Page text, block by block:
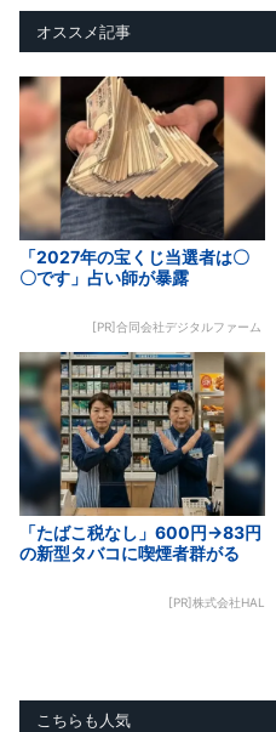
オススメ記事
「2027年の宝くじ当選者は〇
〇です」占い師が暴露
[PR]合同会社デジタルファーム
「たばこ税なし」600円→83円
の新型タバコに喫煙者群がる
[PR]株式会社HAL
こちらも人気